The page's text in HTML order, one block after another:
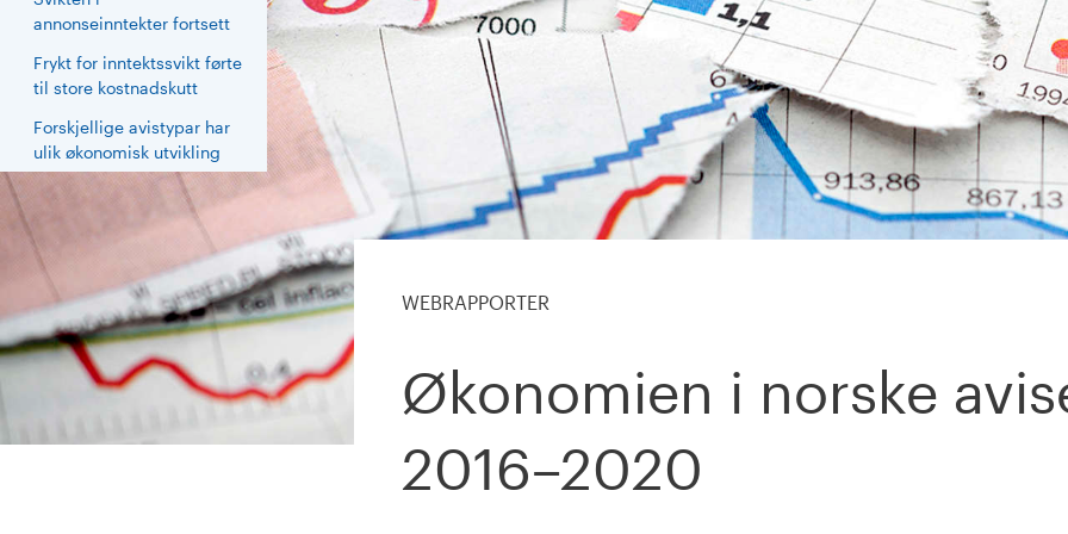
WEBRAPPORTER
Økonomien i norske
2016–2020
annonseinntekter fortsett
Frykt for inntektssvikt førte
til store kostnadskutt
Forskjellige avistypar har
ulik økonomisk utvikling